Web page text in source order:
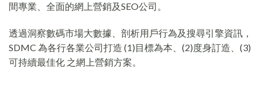
間專業、全面的網上營銷及SEO公司。
透過洞察數碼市場大數據、剖析用戶行為及搜尋引擎資訊，
SDMC 為各行各業公司打造 (1)目標為本、(2)度身訂造、(3)
可持續最佳化 之網上營銷方案。